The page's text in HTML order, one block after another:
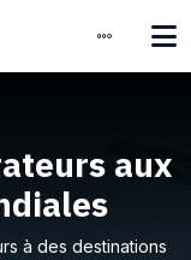
aux
à des destinations